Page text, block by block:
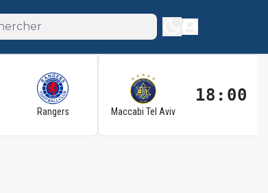
Rangers Maccabi Tel Aviv
18:00